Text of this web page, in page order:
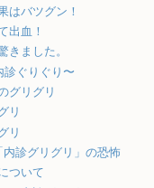
はバツグン！
出血！
ました。
診ぐりぐり〜
グリグリ
リ
リ
診グリグリ」の恐怖
ついて